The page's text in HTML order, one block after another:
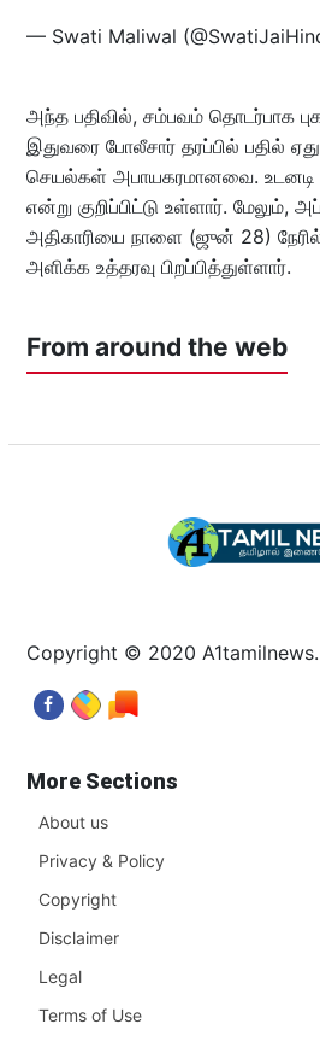
— Swati Maliwal
அந்த பதிவில், சம்பவம் தொடர்பாக
இதுவரை போலீசார் தரப்பில் பதில்
செயல்கள் அபாயகரமானவை.
என்று குறிப்பிட்டு உள்ளார். மேலும்,
அதிகாரியை நாளை (ஜுன் 28)
அளிக்க உத்தரவு பிறப்பித்துள்ளார்.
From around the web
Copyright © 2020
More Sections
About us
Privacy & Policy
Copyright
Disclaimer
Legal
Terms of Use